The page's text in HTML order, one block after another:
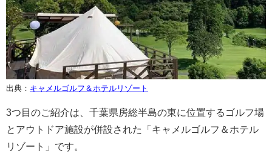
出典： キャメルゴルフ＆ホテルリゾート
3つ目のご紹介は、千葉県房総半島の東に位置するゴルフ場
とアウトドア施設が併設された「キャメルゴルフ＆ホテル
リゾート」です。